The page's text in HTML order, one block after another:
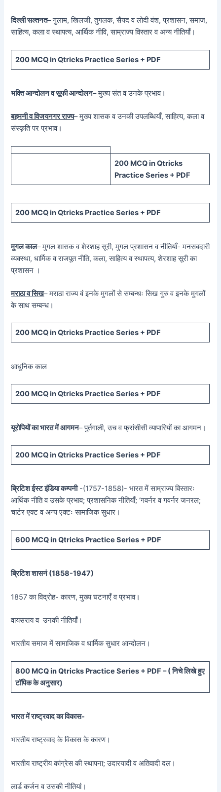
दिल्ली सल्तनत– गुलाम, खिलजी, तुगलक, सैयद व लोदी वंश, प्रशासन, समाज,
साहित्य, कला व स्थापत्य, आर्थिक नीवि, साम्राज्य विस्तार व अन्य नीतियाँ।
200 MCQ in Qtricks Practice Series + PDF
भक्ति आन्दोलन व सूफी आन्दोलन– मुख्य संत व उनके प्रभाव।
बहमनी व विजयनगर राज्य– मुख्य शासक व उनकी उपलब्धियाँ, साहित्य, कला व
संस्कृति पर प्रभाव।
200 MCQ in Qtricks
Practice Series + PDF
200 MCQ in Qtricks Practice Series + PDF
मुगल काल– मुगल शासक व शेरशाह सूरी, मुगल प्रशासन व नीतियाँ- मनसबदारी
व्यक्स्था, धार्मिक व राजपूत नीति, कला, साहित्य व स्थापत्य, शेरशाह सूरी का
प्रशासन ।
मराठा व सिख– मराठा राज्य वं इनके मुगलों से सम्बन्धः सिख गुरु व इनके मुगलों
के साथ सम्बन्ध।
200 MCQ in Qtricks Practice Series + PDF
आधुनिक काल
200 MCQ in Qtricks Practice Series + PDF
यूरोपियों का भारत में आगमन– पुर्तगाली, उच व फ्रांसीसी व्यापारियों का आगमन।
200 MCQ in Qtricks Practice Series + PDF
ब्रिटिश ईस्ट इंडिया कम्पनी-(1757-1858)- भारत में साम्राज्य विस्तारः
आर्थिक नीति व उसके प्रभाव; प्रशासनिक नीतियाँ; ‘गवर्नर व गवर्नर जनरल;
चार्टर एक्ट व अन्य एक्टः सामाजिक सुधार।
600 MCQ in Qtricks Practice Series + PDF
ब्रिटिश शासनं (1858-1947)
1857 का विद्रोह- कारण, मुख्य घटनाएँ व प्रभाव।
वायसराय व उनकी नीतियाँ।
भारतीय समाज में सामाजिक व धार्मिक सुधार आन्दोलन।
800 MCQ in Qtricks Practice Series + PDF – (निचे लिखे हुए
टॉपिक के अनुसार)
भारत में राष्ट्रवाद का विकास-
भारतीय राष्ट्रवाद के विकास के कारण।
भारतीय राष्ट्रीय कांग्रेस की स्थापना; उदारयादी व अतिवादी दल।
लार्ड कर्जन व उसकी नीतियां।